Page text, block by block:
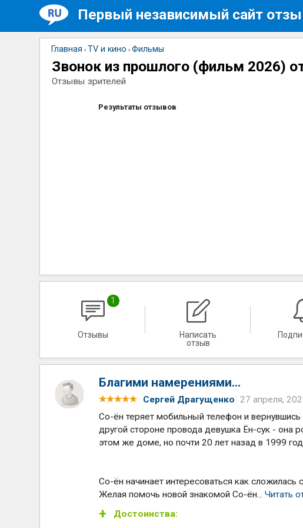
Первый независимый сайт
Главная › TV и кино ›Фильмы
Звонок из прошлого (фильм 2026)
Отзывы зрителей
Результаты отзывов
1
Отзывы
Написать
отзыв
Благими намерениями...
Сергей Драгущенко 27 апреля,
Со-ён теряет мобильный телефон и
другой стороне провода девушка Ён-сук - она
этом же доме, но почти 20 лет назад в 1999
Со-ён начинает интересоваться как сложилась
Желая помочь новой знакомой Со-ён...Читать
Достоинства: